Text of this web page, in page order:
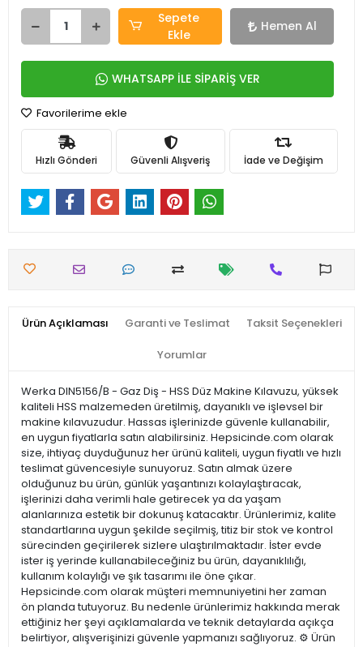
Sepete
Ekle
Hemen Al
WHATSAPP İLE SİPARİŞ VER
Favorilerime ekle
Hızlı Gönderi Güvenli Alışveriş İade ve Değişim
Ürün Açıklaması Garanti ve Teslimat Taksit Seçenekleri
Yorumlar
Werka DIN5156/B - Gaz Diş - HSS Düz Makine Kılavuzu, yüksek
kaliteli HSS malzemeden üretilmiş, dayanıklı ve işlevsel bir
makine kılavuzudur. Hassas işlerinizde güvenle kullanabilir,
en uygun fiyatlarla satın alabilirsiniz. Hepsicinde.com olarak
size, ihtiyaç duyduğunuz her ürünü kaliteli, uygun fiyatlı ve hızlı
teslimat güvencesiyle sunuyoruz. Satın almak üzere
olduğunuz bu ürün, günlük yaşantınızı kolaylaştıracak,
işlerinizi daha verimli hale getirecek ya da yaşam
alanlarınıza estetik bir dokunuş katacaktır. Ürünlerimiz, kalite
standartlarına uygun şekilde seçilmiş, titiz bir stok ve kontrol
sürecinden geçirilerek sizlere ulaştırılmaktadır. İster evde
ister iş yerinde kullanabileceğiniz bu ürün, dayanıklılığı,
kullanım kolaylığı ve şık tasarımı ile öne çıkar.
Hepsicinde.com olarak müşteri memnuniyetini her zaman
ön planda tutuyoruz. Bu nedenle ürünlerimiz hakkında merak
ettiğiniz her şeyi açıklamalarda ve teknik detaylarda açıkça
belirtiyor, alışverişinizi güvenle yapmanızı sağlıyoruz. ⚙️ Ürün